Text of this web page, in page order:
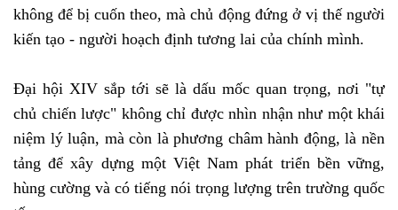
không để bị cuốn theo, mà chủ động đứng ở vị thế người
kiến tạo - người hoạch định tương lai của chính mình.
Đại hội XIV sắp tới sẽ là dấu mốc quan trọng, nơi "tự
chủ chiến lược" không chỉ được nhìn nhận như một khái
niệm lý luận, mà còn là phương châm hành động, là nền
tảng để xây dựng một Việt Nam phát triển bền vững,
hùng cường và có tiếng nói trọng lượng trên trường quốc